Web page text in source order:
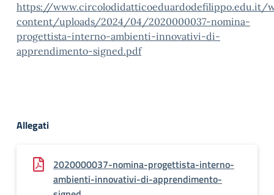
https://www.circolodidatticoeduardodefilippo.edu.it/
content/uploads/2024/04/2020000037-nomina-
progettista-interno-ambienti-innovativi-di-
apprendimento-signed.pdf
Allegati
2020000037-nomina-progettista-interno-
ambienti-innovativi-di-apprendimento-